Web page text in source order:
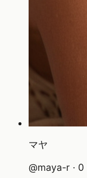
マヤ
@maya-r · 0